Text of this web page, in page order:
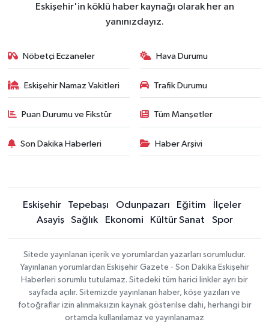
Eskişehir'in köklü haber kaynağı olarak her an
yanınızdayız.
Nöbetçi Eczaneler Hava Durumu
Eskişehir Namaz Vakitleri Trafik Durumu
Puan Durumu ve Fikstür Tüm Manşetler
Son Dakika Haberleri Haber Arşivi
Eskişehir Tepebaşı Odunpazarı Eğitim
İlçeler
Asayiş
Sağlık Ekonomi Kültür Sanat Spor
Sitede yayınlanan içerik ve yorumlardan yazarları sorumludur.
Yayınlanan yorumlardan Eskişehir Gazete - Son Dakika Eskişehir
Haberleri sorumlu tutulamaz. Sitedeki tüm harici linkler ayrı bir
sayfada açılır. Sitemizde yayınlanan haber, köşe yazıları ve
fotoğraflar izin alınmaksızın kaynak gösterilse dahi, herhangi bir
ortamda kullanılamaz ve yayınlanamaz